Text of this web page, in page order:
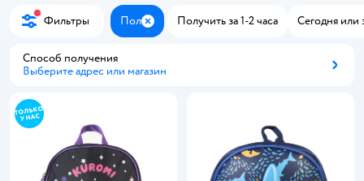
Фильтры Пол ЗакрытьПолучить за 1-2 часа Сегодня или
Способ получения
Выберите адрес или магазин